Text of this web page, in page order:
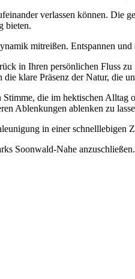
verlassen können. Die
bieten.
mitreißen. Entspannen und
in Ihren persönlichen Fluss
klare Präsenz der Natur, die
die im hektischen
Ablenkungen ablenken zu
in einer schnelllebigen
Soonwald-Nahe anzuschließen.